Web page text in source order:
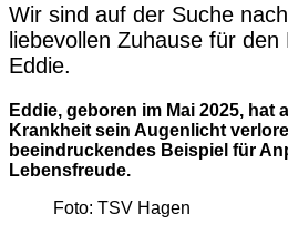
Wir sind auf der Suche
liebevollen Zuhause für
Eddie.
Eddie, geboren im Mai 2025, hat
Krankheit sein Augenlicht
beeindruckendes Beispiel für
Lebensfreude.
Foto: TSV Hagen